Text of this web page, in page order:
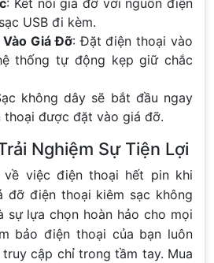
: Kết nối giá đỡ với nguồn điện
USB đi kèm.
Giá Đỡ: Đặt điện thoại vào
thống tự động kẹp giữ chắc
không dây sẽ bắt đầu ngay
được đặt vào giá đỡ.
Nghiệm Sự Tiện Lợi
về việc điện thoại hết pin khi
đỡ điện thoại kiêm sạc không
sự lựa chọn hoàn hảo cho mọi
bảo điện thoại của bạn luôn
cập chỉ trong tầm tay. Mua